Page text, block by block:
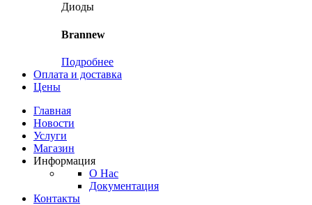
Диоды
Brannew
Подробнее
Оплата и доставка
Цены
Главная
Новости
Услуги
Магазин
Информация
О Нас
Документация
Контакты